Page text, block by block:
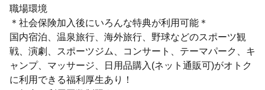
職場環境
＊社会保険加入後にいろんな特典が利用可能＊
国内宿泊、温泉旅行、海外旅行、野球などのスポーツ観
戦、演劇、スポーツジム、コンサート、テーマパーク、キ
ャンプ、マッサージ、日用品購入(ネット通販可)がオトク
に利用できる福利厚生あり！